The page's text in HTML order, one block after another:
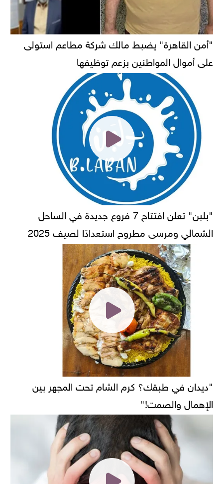
"أمن القاهرة" يضبط مالك شركة مطاعم استولى
على أموال المواطنين بزعم توظيفها
"بلبن" تعلن افتتاح 7 فروع جديدة في الساحل
الشمالي ومرسى مطروح استعدادًا لصيف 2025
"ديدان في طبقك؟ كرم الشام تحت المجهر بين
الإهمال والصمت!"